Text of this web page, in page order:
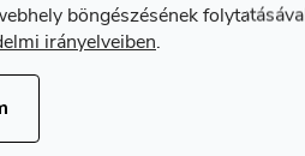
böngészésének
irányelveiben.
részletes leírása